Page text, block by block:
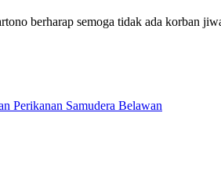
berharap semoga tidak ada korban
Perikanan Samudera Belawan